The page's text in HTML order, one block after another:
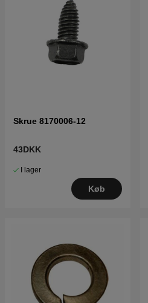
Skrue 8170006-12
43DKK
I lager
Køb